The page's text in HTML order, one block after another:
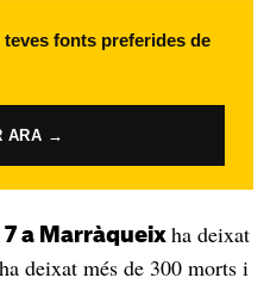
fonts preferides de
ARA →
a Marràqueix ha deixat
deixat més de 300 morts i